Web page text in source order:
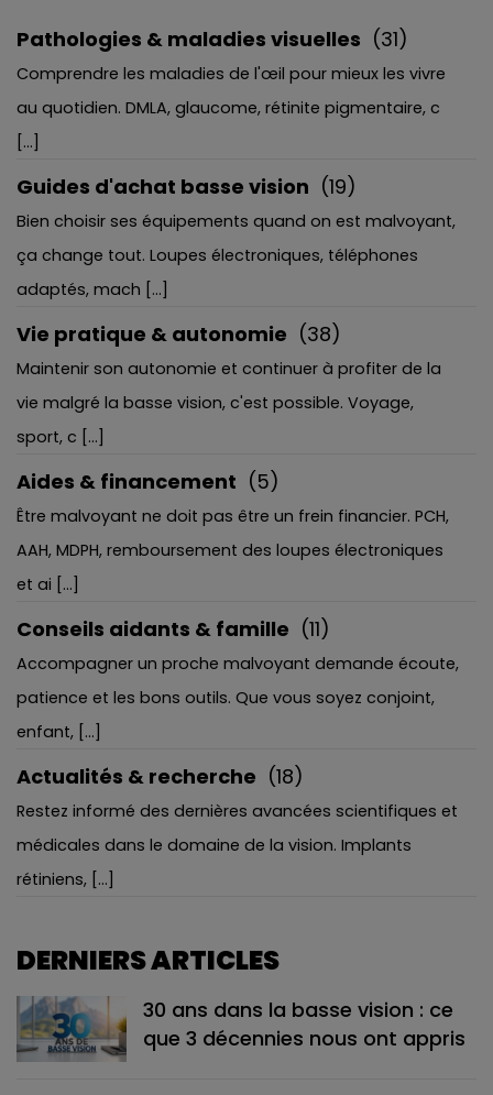
Pathologies & maladies visuelles (31)
Comprendre les maladies de l'œil pour mieux les vivre
au quotidien. DMLA, glaucome, rétinite pigmentaire, c
[...]
Guides d'achat basse vision (19)
Bien choisir ses équipements quand on est malvoyant,
ça change tout. Loupes électroniques, téléphones
adaptés, mach [...]
Vie pratique & autonomie (38)
Maintenir son autonomie et continuer à profiter de la
vie malgré la basse vision, c'est possible. Voyage,
sport, c [...]
Aides & financement (5)
Être malvoyant ne doit pas être un frein financier. PCH,
AAH, MDPH, remboursement des loupes électroniques
et ai [...]
Conseils aidants & famille (11)
Accompagner un proche malvoyant demande écoute,
patience et les bons outils. Que vous soyez conjoint,
enfant, [...]
Actualités & recherche (18)
Restez informé des dernières avancées scientifiques et
médicales dans le domaine de la vision. Implants
rétiniens, [...]
DERNIERS ARTICLES
30 ans dans la basse vision : ce
que 3 décennies nous ont appris